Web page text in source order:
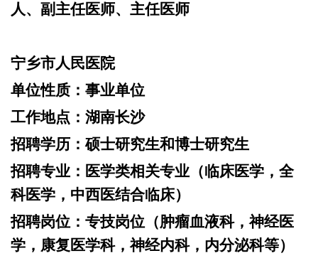
人、副主任医师、主任医师
宁乡市人民医院
单位性质： 事业单位
工作地点： 湖南长沙
招聘学历：硕士研究生和博士研究生
招聘专业： 医学类相关专业（临床医学，全
科医学，中西医结合临床）
招聘岗位： 专技岗位（肿瘤血液科，神经医
学，康复医学科，神经内科，内分泌科等）